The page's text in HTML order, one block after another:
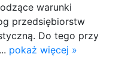
warunki
przedsiębiorstw
Do tego przy
pokaż więcej »